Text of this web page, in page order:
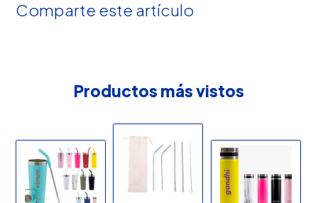
Comparte este artículo
Productos más vistos